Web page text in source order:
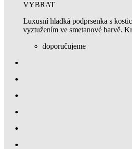
VYBRAT
Luxusní hladká podprsenka s
vyztužením ve smetanové barvě.
doporučujeme